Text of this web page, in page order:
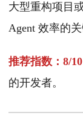
大型重构项目
Agent 效率的关
推荐指数：8/10
的开发者。